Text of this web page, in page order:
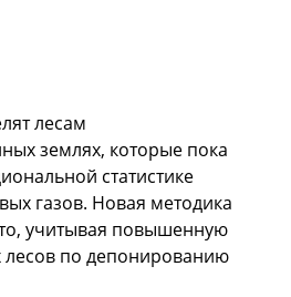
лесам
землях, которые пока
статистике
газов. Новая методика
учитывая повышенную
лесов по депонированию